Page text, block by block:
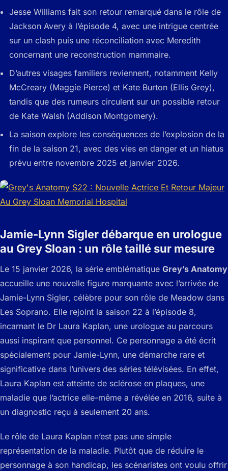
Jesse Williams fait son retour remarqué dans le rôle de
Jackson Avery à l’épisode 4, avec une intrigue centrée
sur un clash puis une réconciliation avec Meredith
concernant une reconstruction mammaire.
D’autres visages familiers reviennent, notamment Kelly
McCreary (Maggie Pierce) et Kate Burton (Ellis Grey),
tandis que des rumeurs circulent sur un possible retour
de Kate Walsh (Addison Montgomery).
La saison explore les conséquences de l’explosion de la
fin de la saison 21, avec des vies en danger et un hiatus
prévu entre novembre 2025 et janvier 2026.
Jamie-Lynn Sigler débarque en urologue
au Grey Sloan : un rôle taillé sur mesure
Le 15 janvier 2026, la série emblématique Grey’s Anatomy
accueille une nouvelle figure marquante avec l’arrivée de
Jamie-Lynn Sigler, célèbre pour son rôle de Meadow dans
Les Soprano. Elle rejoint la saison 22 à l’épisode 8,
incarnant le Dr Laura Kaplan, une urologue au parcours
aussi inspirant que personnel. Ce personnage a été écrit
spécialement pour Jamie-Lynn, une démarche rare et
significative dans l’univers des séries télévisées. En effet,
Laura Kaplan est atteinte de sclérose en plaques, une
maladie que l’actrice elle-même a révélée en 2016, suite à
un diagnostic reçu à seulement 20 ans.
Le rôle de Laura Kaplan n’est pas une simple
représentation de la maladie. Plutôt que de réduire le
personnage à son handicap, les scénaristes ont voulu offrir